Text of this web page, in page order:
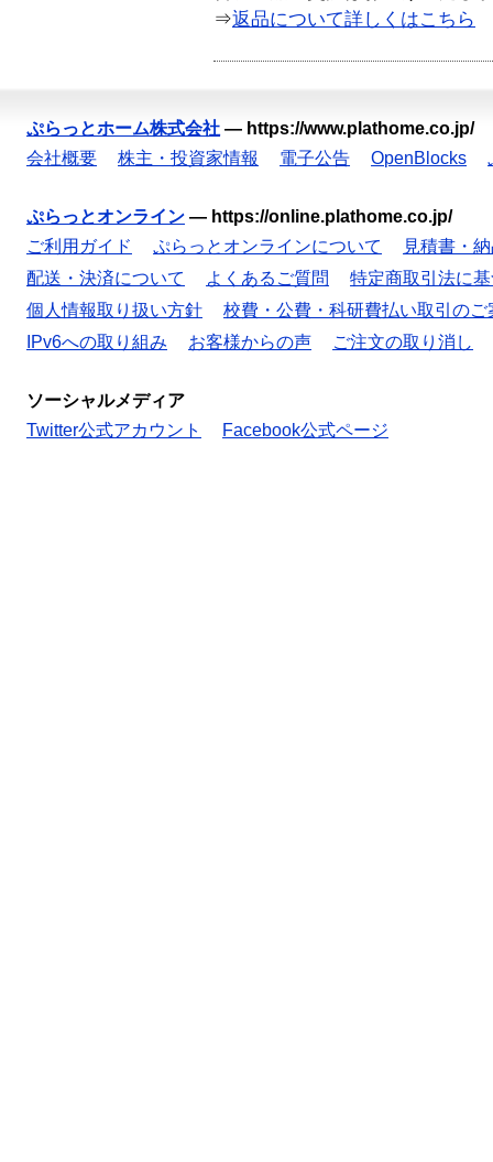
⇒返品について詳しくはこちら
ぷらっとホーム株式会社 — https://www.plathome.co.jp/
会社概要
株主・投資家情報 電子公告 OpenBlocks
ぷらっとオンライン — https://online.plathome.co.jp/
ご利用ガイド
ぷらっとオンラインについて
見積書・
配送・決済について
よくあるご質問
特定商取引法に
個人情報取り扱い方針
校費・公費・科研費払い取引のご
IPv6への取り組み
お客様からの声 ご注文の取り消し
ソーシャルメディア
Twitter公式アカウント
Facebook公式ページ